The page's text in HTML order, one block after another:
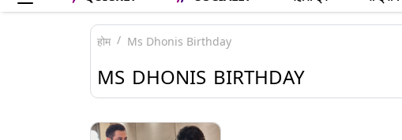
होम Ms Dhonis Birthday
MS DHONIS BIRTHDAY